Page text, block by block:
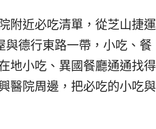
附近必吃清單，從芝山捷運
與德行東路一帶，小吃、餐
地小吃、異國餐廳通通找得
醫院周邊，把必吃的小吃與